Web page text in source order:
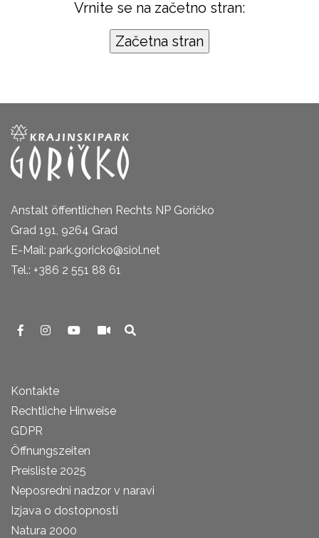
Vrnite se na začetno stran:
Anstalt öffentlichen Rechts NP Goričko
Grad 191, 9264 Grad
E-Mail: park.goricko@siol.net
Tel.: +386 2 551 88 61
Kontakte
Rechtliche Hinweise
GDPR
Öffnungszeiten
Preisliste 2025
Neposredni nadzor v naravi
Izjava o dostopnosti
Natura 2000